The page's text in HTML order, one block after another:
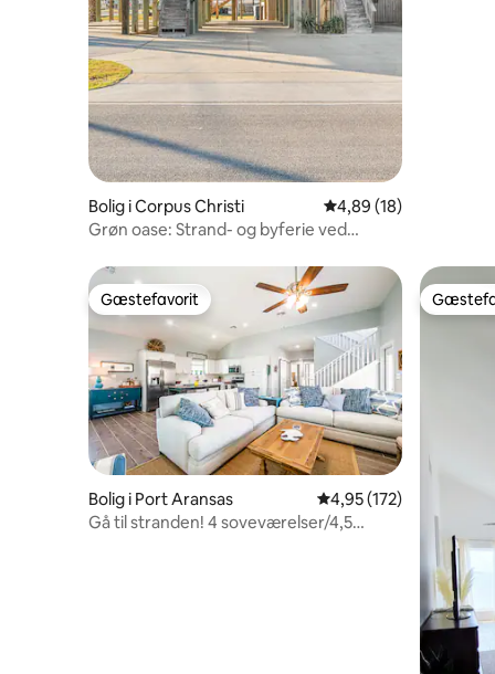
Bolig i Corpus Christi 4,89 ud af 5 i
4,89 (18)
Grøn oase: Strand- og byferie ved
Gæstefavorit
Gæstefavorit
Bolig i Port Aransas 4,95 ud af 5 i
4,95 (172)
Gå til stranden! 4 soveværelser/4,5